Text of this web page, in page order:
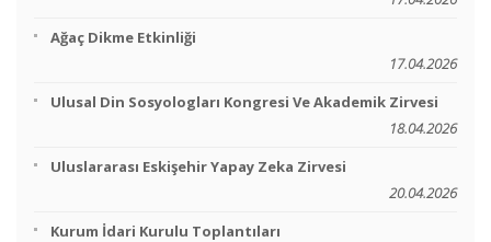
Ağaç Dikme Etkinliği
17.04.2026
Ulusal Din Sosyologları Kongresi Ve Akademik Zirvesi
18.04.2026
Uluslararası Eskişehir Yapay Zeka Zirvesi
20.04.2026
Kurum İdari Kurulu Toplantıları